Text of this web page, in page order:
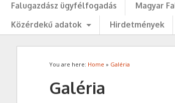
Falugazdász ügyfélfogadás
Magyar
Közérdekű adatok
Hirdetmények
You are here: Home » Galéria
Galéria